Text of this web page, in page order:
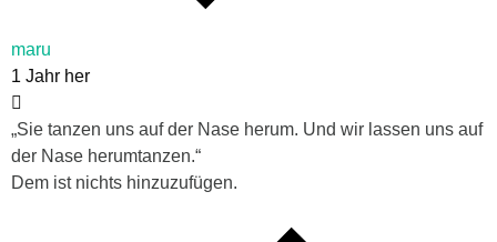
maru
1 Jahr her
„Sie tanzen uns auf der Nase herum. Und wir lassen uns auf
der Nase herumtanzen.“
Dem ist nichts hinzuzufügen.